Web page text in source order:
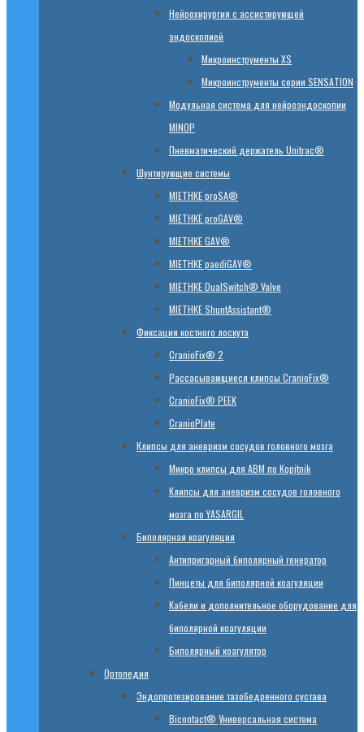
Нейрохирургия с ассистирующей
эндоскопией
Микроинструменты XS
Микроинструменты серии SENSATION
Модульная система для нейроэндоскопии
MINOP
Пневматический держатель Unitrac®
Шунтирующие системы
MIETHKE proSA®
MIETHKE proGAV®
MIETHKE GAV®
MIETHKE paediGAV®
MIETHKE DualSwitch® Valve
MIETHKE ShuntAssistant®
Фиксация костного лоскута
CranioFix® 2
Рассасывающиеся клипсы CranioFix®
CranioFix® PEEK
CranioPlate
Клипсы для аневризм сосудов головного мозга
Микро клипсы для АВМ по Kopitnik
Клипсы для аневризм сосудов головного
мозга по YASARGIL
Биполярная коагуляция
Антипригарный биполярный генератор
Пинцеты для биполярной коагуляции
Кабели и дополнительное оборудование для
биполярной коагуляции
Биполярный коагулятор
Ортопедия
Эндопротезирование тазобедренного сустава
Bicontact® Универсальная система